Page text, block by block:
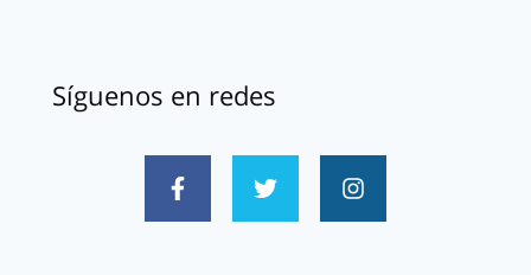
Síguenos en redes